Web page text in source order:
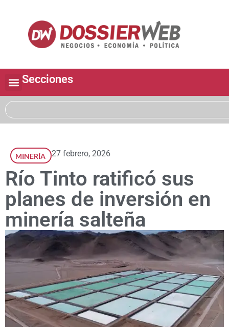
Secciones
MINERÍA 27 febrero, 2026
Río Tinto ratificó sus
planes de inversión en
minería salteña